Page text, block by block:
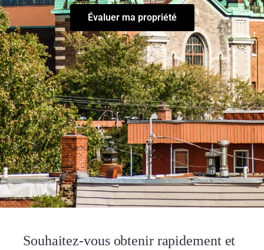
Évaluer ma propriété
Souhaitez-vous obtenir rapidement et